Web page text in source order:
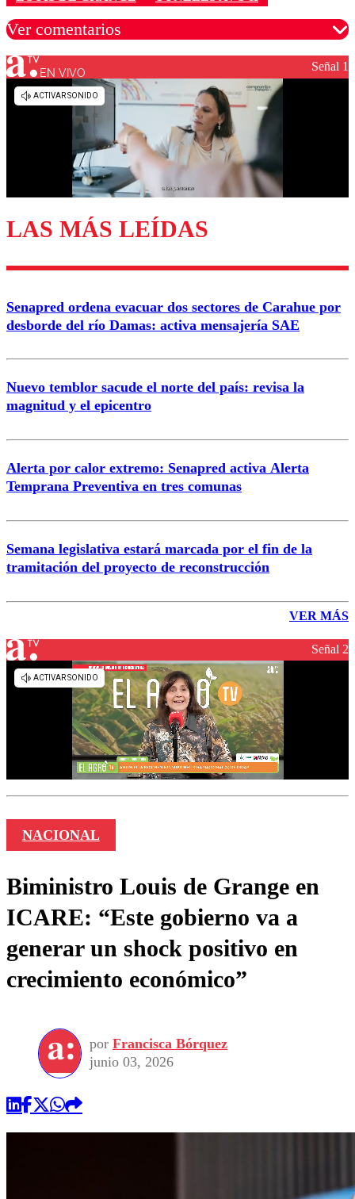
Ver comentarios
Los comentarios son moderados para garantizar un
diálogo respetuoso.
Enviar comentario
EN VIVO Señal 1
LAS MÁS LEÍDAS
Senapred ordena evacuar dos sectores de Carahue por
desborde del río Damas: activa mensajería SAE
Nuevo temblor sacude el norte del país: revisa la
magnitud y el epicentro
Alerta por calor extremo: Senapred activa Alerta
Temprana Preventiva en tres comunas
Semana legislativa estará marcada por el fin de la
tramitación del proyecto de reconstrucción
VER MÁS
Señal 2
NACIONAL
Biministro Louis de Grange en
ICARE: “Este gobierno va a
generar un shock positivo en
crecimiento económico”
por Francisca Bórquez
junio 03, 2026